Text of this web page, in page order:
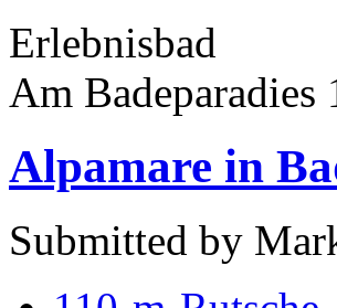
Erlebnisbad
Am Badeparadies
Alpamare in
Submitted by